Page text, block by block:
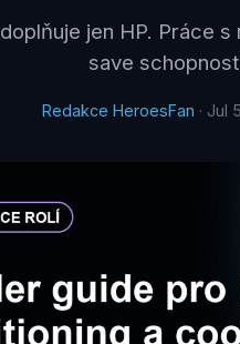
jen HP. Práce
save
Redakce HeroesFan · Jul